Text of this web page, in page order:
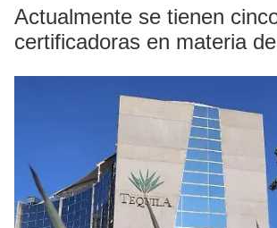
Actualmente se tienen
certificadoras en materia